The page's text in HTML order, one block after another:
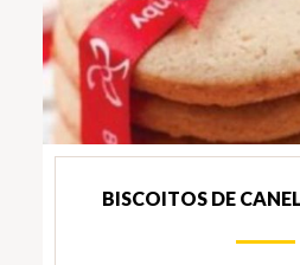
BISCOITOS DE